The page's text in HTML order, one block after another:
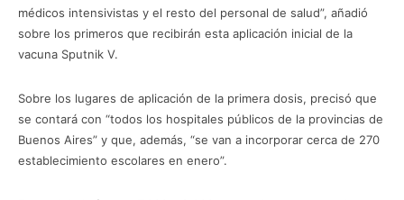
médicos intensivistas y el resto del personal de salud”, añadió
sobre los primeros que recibirán esta aplicación inicial de la
vacuna Sputnik V.
Sobre los lugares de aplicación de la primera dosis, precisó que
se contará con “todos los hospitales públicos de la provincias de
Buenos Aires” y que, además, “se van a incorporar cerca de 270
establecimiento escolares en enero”.